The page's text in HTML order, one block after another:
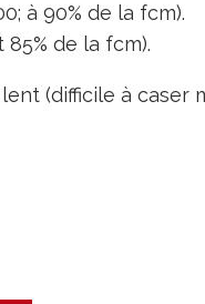
à 90% de la fcm).
de la fcm).
(difficile à caser